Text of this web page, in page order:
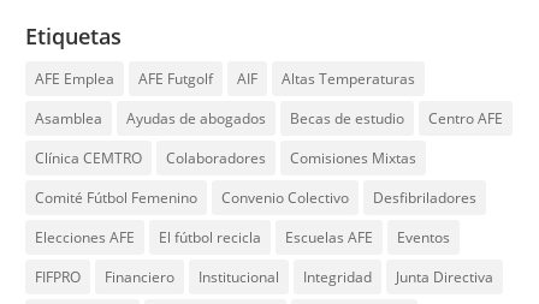
Etiquetas
AFE Emplea AFE Futgolf AIF
Altas Temperaturas
Asamblea
Ayudas de abogados Becas de estudio
Centro AFE
Clínica CEMTRO
Colaboradores
Comisiones Mixtas
Comité Fútbol Femenino
Convenio Colectivo
Desfibriladores
Elecciones AFE
El fútbol recicla Escuelas AFE
Eventos
FIFPRO
Financiero Institucional Integridad
Junta Directiva